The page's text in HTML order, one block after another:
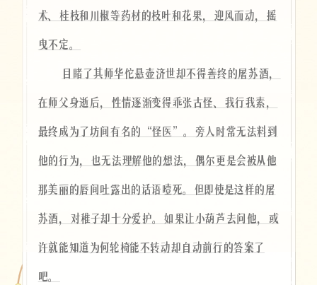
术、桂枝和川椒等药材的枝叶和花果，迎风而动，摇
曳不定。
目睹了其师华佗悬壶济世却不得善终的屠苏酒，
在师父身逝后，性情逐渐变得乖张古怪、我行我素，
最终成为了坊间有名的“怪医”。旁人时常无法料到
他的行为，也无法理解他的想法，偶尔更是会被从他
那美丽的唇间吐露出的话语噎死。但即使是这样的屠
苏酒，对稚子却十分爱护。如果让小葫芦去问他，或
许就能知道为何轮椅能不转动却自动前行的答案了
吧。